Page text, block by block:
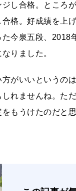
し合格。ところ
格。好成績を上
今泉五段、
りました。
がいいというの
れませんね。た
もうけたのだと